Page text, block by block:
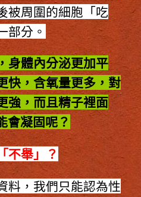
被周圍的細胞「吃
部分。
身體內分泌更加平
快，含氧量更多，對
強，而且精子裡面
會凝固呢？
不舉」？
料，我們只能認為性